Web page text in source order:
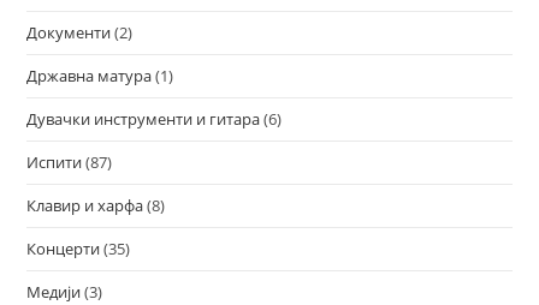
Документи(2)
Државна матура(1)
Дувачки инструменти и гитара(6)
Испити(87)
Клавир и харфа(8)
Концерти(35)
Медији(3)